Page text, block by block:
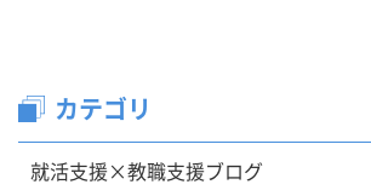
カテゴリ
就活支援×教職支援ブログ